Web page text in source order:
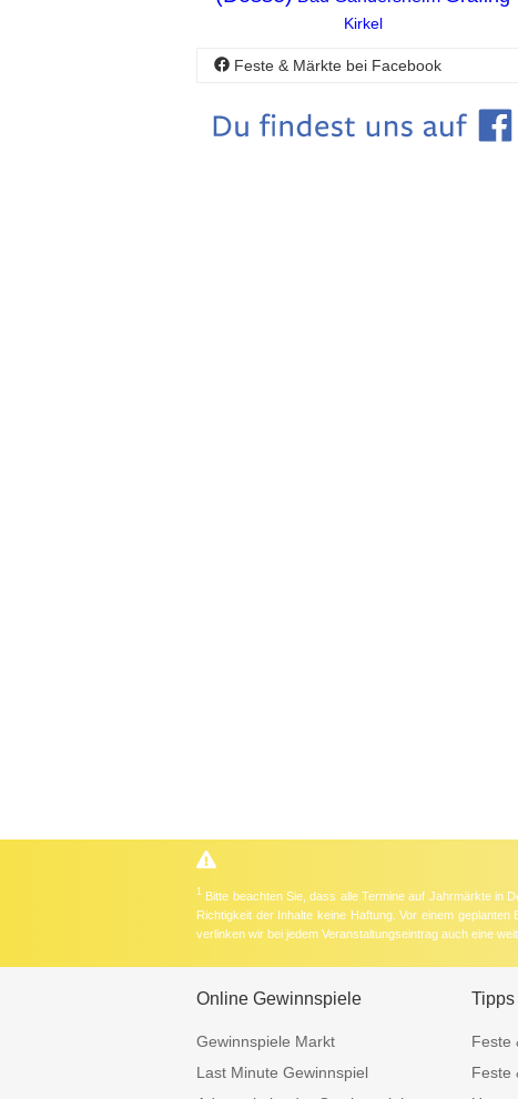
Kirkel
Feste & Märkte bei Facebook
1 Bitte beachten Sie, dass alle Termine auf Jahrmärkte in
Richtigkeit der Inhalte keine Haftung. Vor einem
verlinken wir bei jedem Veranstaltungseintrag auch eine
Online Gewinnspiele
Gewinnspiele Markt
Last Minute Gewinnspiel
Feste
Feste